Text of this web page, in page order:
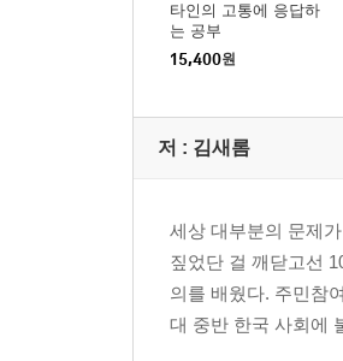
타인의 고통에 응답하
는 공부
15,400원
저 : 김새롬
세상 대부분의 문제
짚었단 걸 깨닫고선
의를 배웠다. 주민참
대 중반 한국 사회에